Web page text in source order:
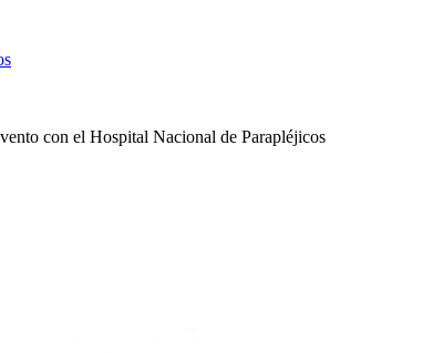
con el Hospital Nacional de Parapléjicos